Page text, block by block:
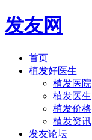
发友网
首页
植发好医生
植发医院
植发医生
植发价格
植发资讯
发友论坛